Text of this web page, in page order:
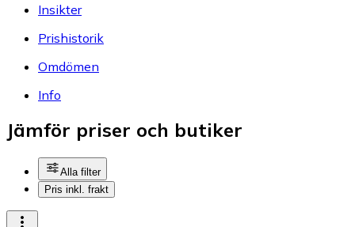
Insikter
Prishistorik
Omdömen
Info
Jämför priser och butiker
Alla filter
Pris inkl. frakt